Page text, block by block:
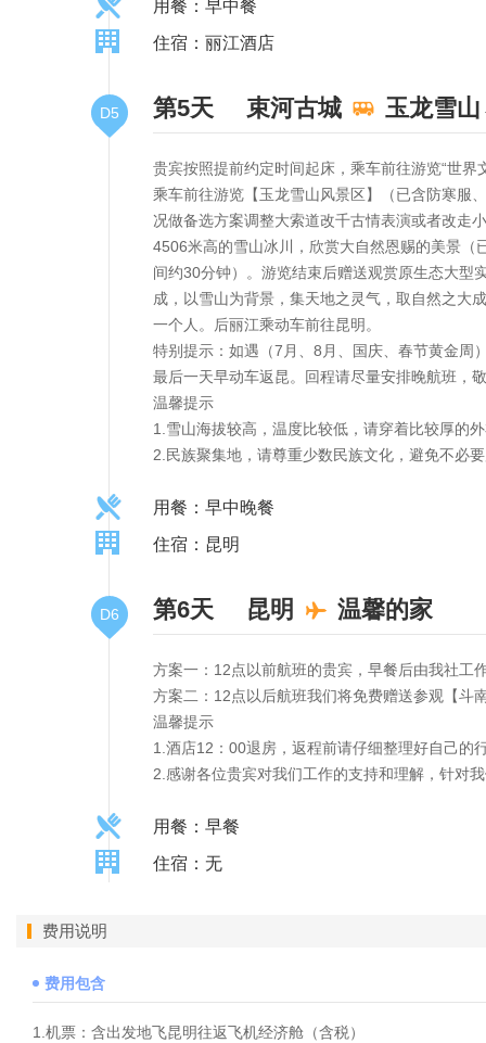
用餐：早中餐
住宿：丽江酒店
D5 第5天 束河古城 玉龙雪
贵宾按照提前约定时间起床，乘车前往游览“世
乘车前往游览【玉龙雪山风景区】（已含防寒服
况做备选方案调整大索道改千古情表演或者改走
4506米高的雪山冰川，欣赏大自然恩赐的美景
间约30分钟）。游览结束后赠送观赏原生态大型
成，以雪山为背景，集天地之灵气，取自然之大
一个人。后丽江乘动车前往昆明。
特别提示：如遇（7月、8月、国庆、春节黄金周
最后一天早动车返昆。回程请尽量安排晚航班，
温馨提示
1.雪山海拔较高，温度比较低，请穿着比较厚的
2.民族聚集地，请尊重少数民族文化，避免不必
用餐：早中晚餐
住宿：昆明
D6 第6天 昆明 温馨的家
方案一：12点以前航班的贵宾，早餐后由我社工
方案二：12点以后航班我们将免费赠送参观【斗
温馨提示
1.酒店12：00退房，返程前请仔细整理好自己的
2.感谢各位贵宾对我们工作的支持和理解，针对
用餐：早餐
住宿：无
费用说明
费用包含
1.机票：含出发地飞昆明往返飞机经济舱（含税）